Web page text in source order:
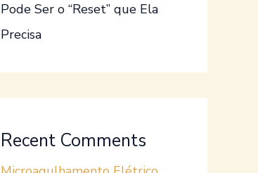
Pode Ser o “Reset” que Ela
Precisa
Recent Comments